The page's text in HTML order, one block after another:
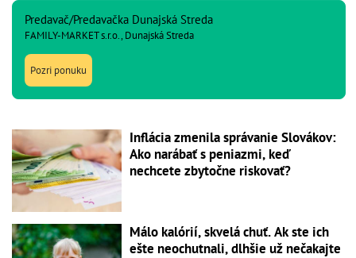
Predavač/Predavačka Dunajská Streda
FAMILY-MARKET s.r.o., Dunajská Streda
Pozri ponuku
Inflácia zmenila správanie Slovákov:
Ako narábať s peniazmi, keď
nechcete zbytočne riskovať?
Málo kalórií, skvelá chuť. Ak ste ich
ešte neochutnali, dlhšie už nečakajte